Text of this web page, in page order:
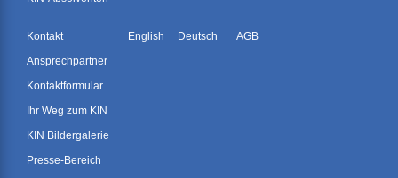
Kontakt
Ansprechpartner
Kontaktformular
Ihr Weg zum KIN
KIN Bildergalerie
Presse-Bereich
English Deutsch AGB